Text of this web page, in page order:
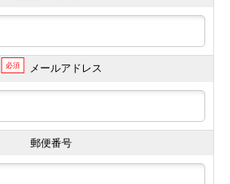
必須 メールアドレス
郵便番号